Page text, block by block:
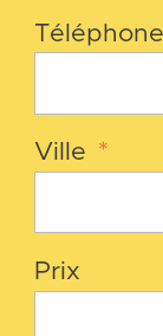
Téléphone
Ville *
Prix